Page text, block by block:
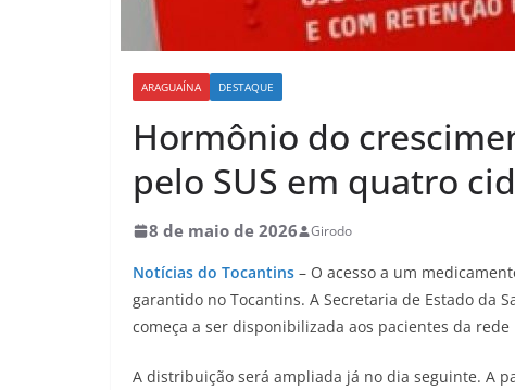
ARAGUAÍNA DESTAQUE
Hormônio do
pelo SUS em quatro
8 de maio de 2026 Girodo
Notícias do Tocantins – O acesso a um
garantido no Tocantins. A Secretaria de Estado da
começa a ser disponibilizada aos pacientes da
A distribuição será ampliada já no dia seguinte. A